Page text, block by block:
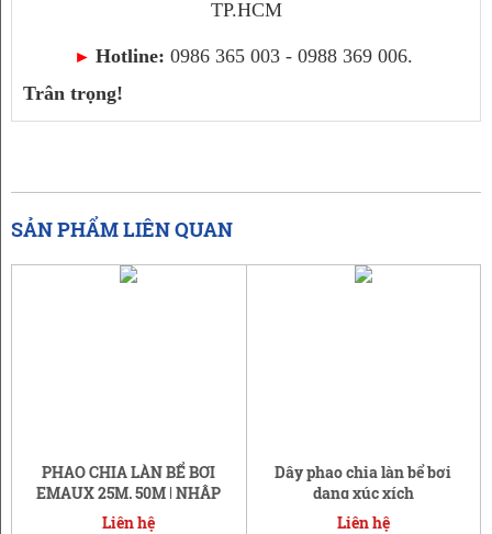
TP.HCM
► Hotline: 0986 365 003 - 0988 369 006.
Trân trọng!
SẢN PHẨM LIÊN QUAN
PHAO CHIA LÀN BỂ BƠI
EMAUX 25M, 50M | NHẬP
KHẨU
Liên hệ
Dây phao chia làn bể bơi
dạng xúc xích
Liên hệ